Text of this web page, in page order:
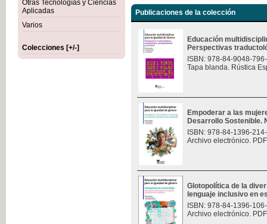
Otras Tecnologías y Ciencias
Aplicadas
Varios
Colecciones [+/-]
Publicaciones de la colección
Educación
Perspectivas
ISBN: 978-84-9048-
Tapa blanda. Rústica
Empoderar a las
Desarrollo Sostenible.
ISBN: 978-84-1396-
Archivo electrónico.
Glotopolítica de la
lenguaje inclusivo en
ISBN: 978-84-1396-
Archivo electrónico.